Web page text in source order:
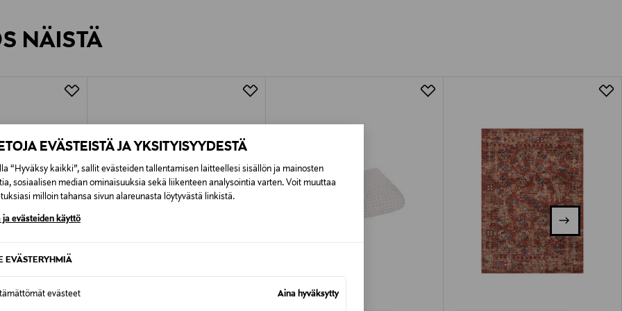
EVÄSTEISTÄ JA YKSITYISYYDESTÄ
“Hyväksy kaikki”, sallit evästeiden tallentamisen laitteellesi sisällön ja mainosten
sosiaalisen median ominaisuuksia sekä liikenteen analysointia varten. Voit muuttaa
milloin tahansa sivun alareunasta löytyvästä linkistä.
ja evästeiden käyttö
EVÄSTERYHMIÄ
evästeet Aina hyväksytty
Alk. 6,90 €, kun toimitus on saatavilla valittuun osoitteeseen.
NÄISTÄ